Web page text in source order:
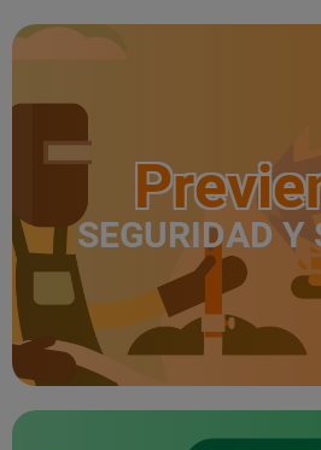
SEGURIDAD Y